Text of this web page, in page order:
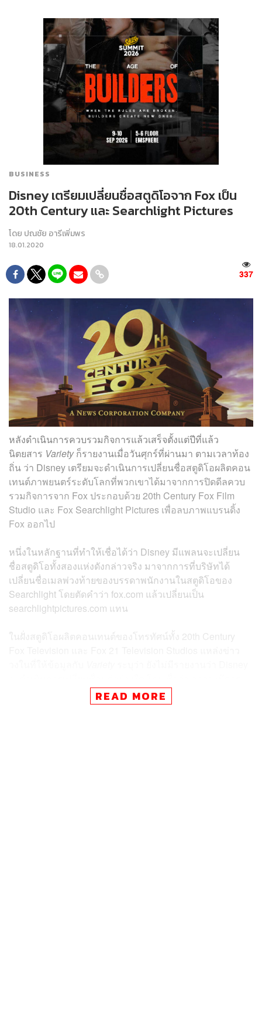
BUSINESS
Disney เตรียมเปลี่ยนชื่อสตูดิโอจาก Fox เป็น
20th Century และ Searchlight Pictures
โดย ปณชัย อารีเพิ่มพร
18.01.2020
337
หลังดำเนินการควบรวมกิจการแล้วเสร็จตั้งแต่ปีที่แล้ว
นิตยสาร Varietyก็รายงานเมื่อวันศุกร์ที่ผ่านมา ตามเวลาท้อง
ถิ่น ว่า Disney เตรียมจะดำเนินการเปลี่ยนชื่อสตูดิโอผลิตคอน
เทนต์ภาพยนตร์ระดับโลกที่พวกเขาได้มาจากการปิดดีลควบ
รวมกิจการจาก Fox ประกอบด้วย 20th Century Fox Film
Studio และ Fox Searchlight Pictures เพื่อลบภาพแบรนดิ้ง
Fox ออกไป
หนึ่งในหลักฐานที่ทำให้เชื่อได้ว่า Disney มีแพลนจะเปลี่ยน
ชื่อสตูดิโอทั้งสองแห่งดังกล่าวจริง มาจากการที่บริษัทได้
เปลี่ยนชื่อเมลพ่วงท้ายของบรรดาพนักงานในสตูดิโอของ
Searchlight โดยตัดคำว่า fox.com แล้วเปลี่ยนเป็น
searchlightpictures.com แทน
ในฝั่งสตูดิโอผลิตคอนเทนต์ของโทรทัศน์ทั้ง 20th Century
หารือประเด็นดังกล่าวในอนาคตอันใกล้นี้
READ MORE